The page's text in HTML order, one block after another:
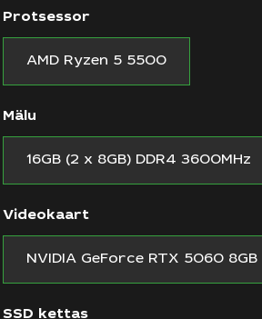
Protsessor
AMD Ryzen 5 5500
Mälu
16GB (2 x 8GB) DDR4 3600MHz
Videokaart
NVIDIA GeForce RTX 5060 8GB
SSD kettas